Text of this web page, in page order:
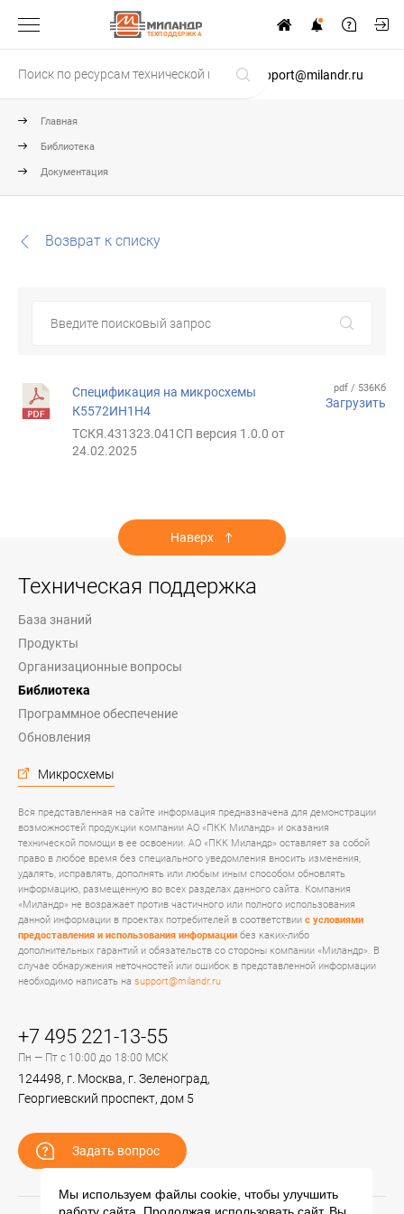
ТЕХПОДДЕРЖКА
support@milandr.ru
Главная
Библиотека
Документация
Возврат к списку
Спецификация на микросхемы
К5572ИН1Н4
ТСКЯ.431323.041СП версия 1.0.0 от
24.02.2025
pdf / 536Кб
Загрузить
Наверх
Техническая поддержка
База знаний
Продукты
Организационные вопросы
Библиотека
Программное обеспечение
Обновления
Микросхемы
Вся представленная на сайте информация предназначена для демонстрации
возможностей продукции компании АО «ПКК Миландр» и оказания
технической помощи в ее освоении. АО «ПКК Миландр» оставляет за собой
право в любое время без специального уведомления вносить изменения,
удалять, исправлять, дополнять или любым иным способом обновлять
информацию, размещенную во всех разделах данного сайта. Компания
«Миландр» не возражает против частичного или полного использования
данной информации в проектах потребителей в соответствии с условиями
предоставления и использования информации без каких-либо
дополнительных гарантий и обязательств со стороны компании «Миландр». В
случае обнаружения неточностей или ошибок в представленной информации
необходимо написать на support@milandr.ru
+7 495 221-13-55
Пн — Пт с 10:00 до 18:00 МСК
124498, г. Москва, г. Зеленоград,
Георгиевский проспект, дом 5
Задать вопрос
Мы используем файлы cookie, чтобы улучшить